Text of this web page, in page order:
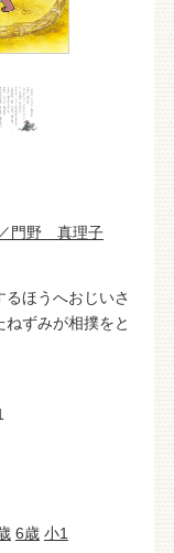
門野 真理子
るほうへおじいさ
ずみが相撲をと
6歳 小1